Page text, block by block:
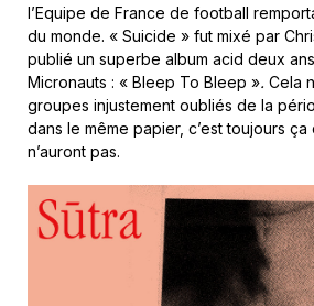
l’Equipe de France de football
du monde. « Suicide » fut mixé par
publié un superbe album acid deux
Micronauts : « Bleep To Bleep ». Cela
groupes injustement oubliés de la
dans le même papier, c’est toujours ça
n’auront pas.